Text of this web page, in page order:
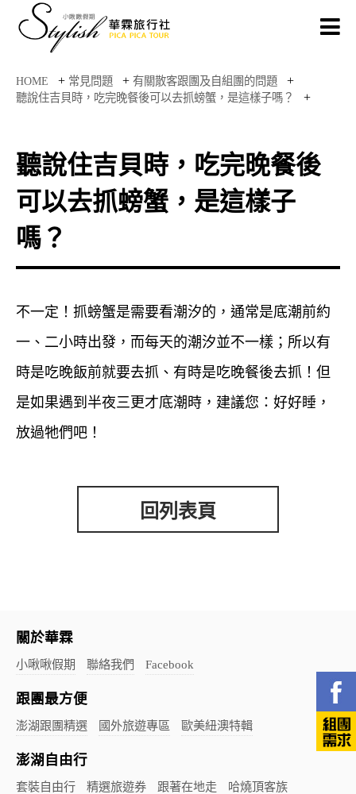
HOME + 常見問題 + 有關散客跟團及自組團的問題 +
聽說住吉貝時，吃完晚餐後可以去抓螃蟹，是這樣子嗎？ +
聽說住吉貝時，吃完晚餐後
可以去抓螃蟹，是這樣子
嗎？
不一定！抓螃蟹是需要看潮汐的，通常是底潮前約
一、二小時出發，而每天的潮汐並不一樣；所以有
時是吃晚飯前就要去抓、有時是吃晚餐後去抓！但
是如果遇到半夜三更才底潮時，建議您：好好睡，
放過牠們吧！
回列表頁
關於華霖
小啾啾假期 聯絡我們 Facebook
跟團最方便
澎湖跟團精選 國外旅遊專區 歐美紐澳特輯
澎湖自由行
套裝自由行 精選旅遊券 跟著在地走 哈燒頂客族